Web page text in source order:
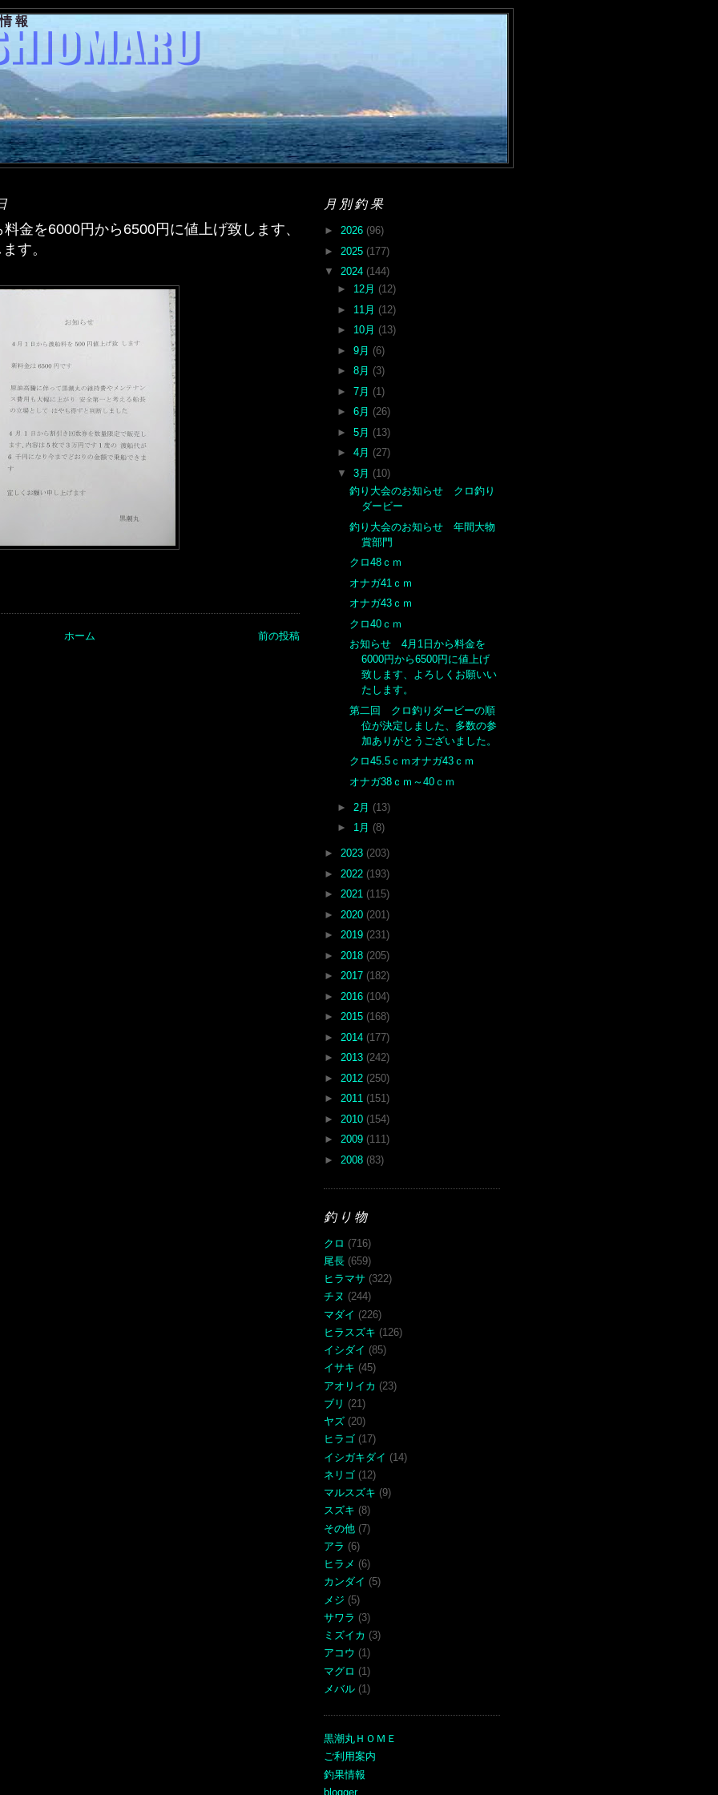
報
金を6000円から6500円に値上げ致します、
す。
前の投稿
ホーム
月別釣果
► 2026 (96)
► 2025 (177)
▼ 2024 (144)
► 12月 (12)
► 11月 (12)
► 10月 (13)
► 9月 (6)
► 8月 (3)
► 7月 (1)
► 6月 (26)
► 5月 (13)
► 4月 (27)
▼ 3月 (10)
釣り大会のお知らせ クロ釣り
ダービー
釣り大会のお知らせ 年間大物
賞部門
クロ48ｃｍ
オナガ41ｃｍ
オナガ43ｃｍ
クロ40ｃｍ
お知らせ 4月1日から料金を
6000円から6500円に値上げ
致します、よろしくお願いい
たします。
第二回 クロ釣りダービーの順
位が決定しました、多数の参
加ありがとうございました。
クロ45.5ｃｍオナガ43ｃｍ
オナガ38ｃｍ～40ｃｍ
► 2月 (13)
► 1月 (8)
► 2023 (203)
► 2022 (193)
► 2021 (115)
► 2020 (201)
► 2019 (231)
► 2018 (205)
► 2017 (182)
► 2016 (104)
► 2015 (168)
► 2014 (177)
► 2013 (242)
► 2012 (250)
► 2011 (151)
► 2010 (154)
► 2009 (111)
► 2008 (83)
釣り物
クロ (716)
尾長 (659)
ヒラマサ (322)
チヌ (244)
マダイ (226)
ヒラスズキ (126)
イシダイ (85)
イサキ (45)
アオリイカ (23)
ブリ (21)
ヤズ (20)
ヒラゴ (17)
イシガキダイ (14)
ネリゴ (12)
マルスズキ (9)
スズキ (8)
その他 (7)
アラ (6)
ヒラメ (6)
カンダイ (5)
メジ (5)
サワラ (3)
ミズイカ (3)
アコウ (1)
マグロ (1)
メバル (1)
黒潮丸ＨＯＭＥ
ご利用案内
釣果情報
blogger